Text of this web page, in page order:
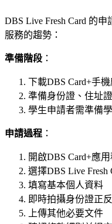
DBS Live Fresh Card 的
服務的趨勢：
準備階段 ：
下載DBS Card+手
準備身份證、住址
學生申請者需準備
申請過程 ：
開啟DBS Card+應
選擇DBS Live Fresh
填寫基本個人資料
即時拍攝身份證正
上傳其他必要文件